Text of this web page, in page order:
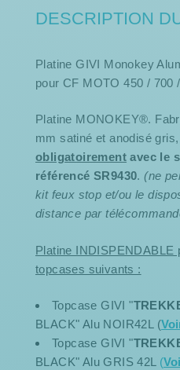
DESCRIPTION
Platine GIVI Monokey
pour CF MOTO 450 / 700
Platine MONOKEY®.
mm satiné et anodisé gris,
obligatoirement avec le
référencé SR9430.(ne
kit feux stop et/ou le
distance par
Platine INDISPENDABLE
topcases suivants :
Topcase GIVI "
BLACK" Alu NOIR42L (
Topcase GIVI "
BLACK" Alu GRIS 42L (